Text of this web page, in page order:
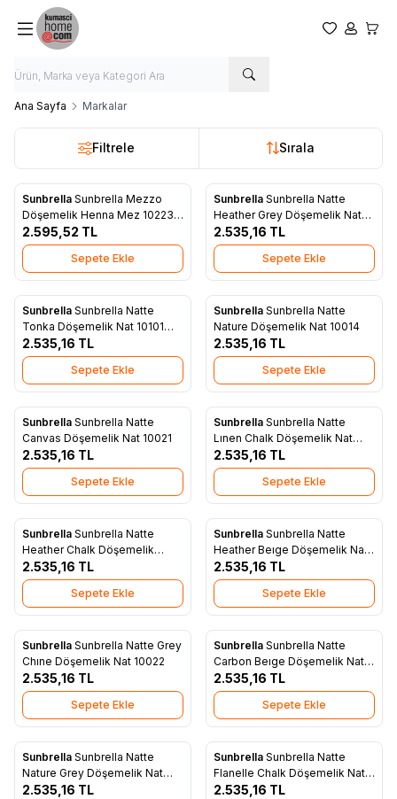
Favorilerim
Hesabım
Ana Sayfa Markalar
Filtrele Sırala
Yeni
Favorilere Ekle
Sunbrella Sunbrella Mezzo
Döşemelik Henna Mez 10223
137
2.595,52 TL
Sepete Ekle
Yeni
Favorilere Ekle
Sunbrella Sunbrella Natte
Heather Grey Döşemelik Nat
10029
2.535,16 TL
Sepete Ekle
Yeni
Favorilere Ekle
Sunbrella Sunbrella Natte
Tonka Döşemelik Nat 10101
140
2.535,16 TL
Sepete Ekle
Yeni
Favorilere Ekle
Sunbrella Sunbrella Natte
Nature Döşemelik Nat 10014
2.535,16 TL
Sepete Ekle
Yeni
Favorilere Ekle
Sunbrella Sunbrella Natte
Canvas Döşemelik Nat 10021
2.535,16 TL
Sepete Ekle
Yeni
Favorilere Ekle
Sunbrella Sunbrella Natte
Lınen Chalk Döşemelik Nat
10151
2.535,16 TL
Sepete Ekle
Yeni
Favorilere Ekle
Sunbrella Sunbrella Natte
Heather Chalk Döşemelik
10150
2.535,16 TL
Sepete Ekle
Yeni
Favorilere Ekle
Sunbrella Sunbrella Natte
Heather Beıge Döşemelik Nat
10028
2.535,16 TL
Sepete Ekle
Yeni
Favorilere Ekle
Sunbrella Sunbrella Natte Grey
Chıne Döşemelik Nat 10022
2.535,16 TL
Sepete Ekle
Yeni
Favorilere Ekle
Sunbrella Sunbrella Natte
Carbon Beıge Döşemelik Nat
10065
2.535,16 TL
Sepete Ekle
Yeni
Favorilere Ekle
Sunbrella Sunbrella Natte
Nature Grey Döşemelik Nat
10040
2.535,16 TL
Yeni
Favorilere Ekle
Sunbrella Sunbrella Natte
Flanelle Chalk Döşemelik Nat
10153
2.535,16 TL